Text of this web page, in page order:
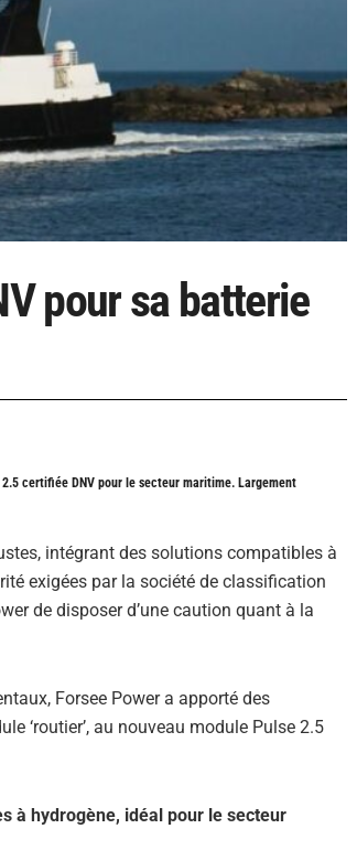
pour sa batterie
certifiée DNV pour le secteur maritime. Largement
intégrant des solutions compatibles à
exigées par la société de classification
de disposer d’une caution quant à la
Forsee Power a apporté des
‘routier’, au nouveau module Pulse 2.5
à hydrogène, idéal pour le secteur